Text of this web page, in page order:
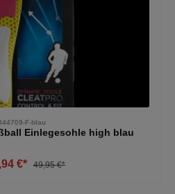
F-blau
Einlegesohle high blau
€* 49,95 €*